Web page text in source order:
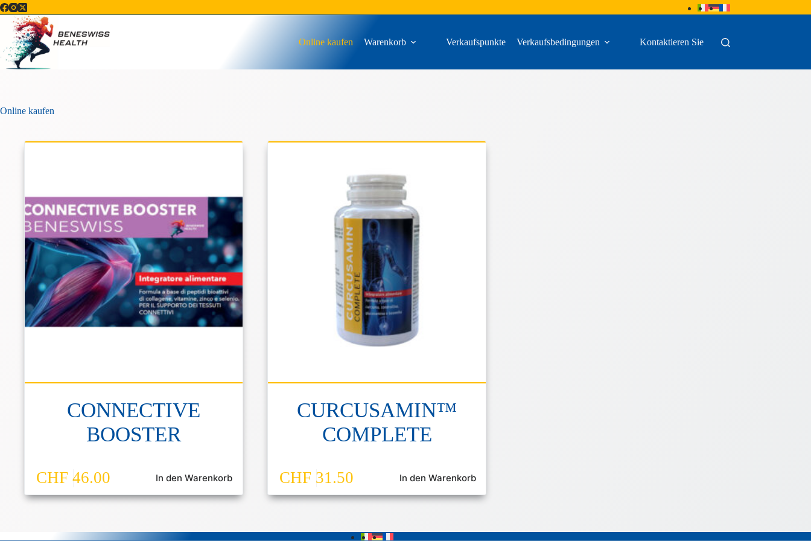
Zum
Inhalt
springen
Online kaufen
Warenkorb Verkaufspunkte Verkaufsbedingungen Kontaktieren Sie
Online kaufen
CONNECTIVE
BOOSTER
CHF 46.00 In den Warenkorb
CURCUSAMIN™
COMPLETE
CHF 31.50 In den Warenkorb